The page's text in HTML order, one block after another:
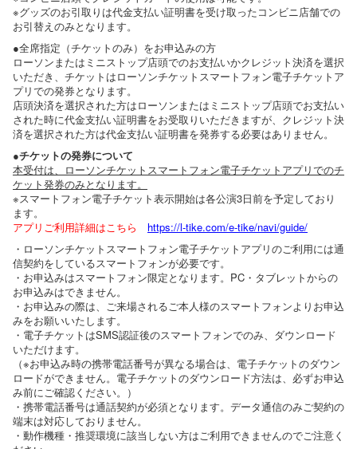
※グッズのお引取りは代金支払い証明書を受け取ったコンビニ店舗での
お引替えのみとなります。
●全席指定（チケットのみ）をお申込みの方
ローソンまたはミニストップ店頭でのお支払いかクレジット決済を選択
いただき、チケットはローソンチケットスマートフォン電子チケットア
プリでの発券となります。
店頭決済を選択された方はローソンまたはミニストップ店頭でお支払い
された時に代金支払い証明書をお受取りいただきますが、クレジット決
済を選択された方は代金支払い証明書を発券する必要はありません。
●チケットの発券について
本受付は、ローソンチケットスマートフォン電子チケットアプリでのチ
ケット発券のみとなります。
※スマートフォン電子チケット表示開始は各公演3日前を予定しており
ます。
アプリご利用詳細はこちら
https://l-tike.com/e-tike/navi/guide/
・ローソンチケットスマートフォン電子チケットアプリのご利用には通
信契約をしているスマートフォンが必要です。
・お申込みはスマートフォン限定となります。PC・タブレットからの
お申込みはできません。
・お申込みの際は、ご来場されるご本人様のスマートフォンよりお申込
みをお願いいたします。
・電子チケットはSMS認証後のスマートフォンでのみ、ダウンロード
いただけます。
（※お申込み時の携帯電話番号が異なる場合は、電子チケットのダウン
ロードができません。電子チケットのダウンロード方法は、必ずお申込
み前にご確認ください。）
・携帯電話番号は通話契約が必須となります。データ通信のみご契約の
端末は対応しておりません。
・動作機種・推奨環境に該当しない方はご利用できませんのでご注意く